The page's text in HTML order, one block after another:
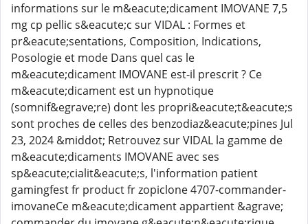
informations sur le m&eacute;dicament IMOVANE 7,5
mg cp pellic s&eacute;c sur VIDAL : Formes et
pr&eacute;sentations, Composition, Indications,
Posologie et mode Dans quel cas le
m&eacute;dicament IMOVANE est-il prescrit ? Ce
m&eacute;dicament est un hypnotique
(somnif&egrave;re) dont les propri&eacute;t&eacute;s
sont proches de celles des benzodiaz&eacute;pines Jul
23, 2024 &middot; Retrouvez sur VIDAL la gamme de
m&eacute;dicaments IMOVANE avec ses
sp&eacute;cialit&eacute;s, l'information patient
gamingfest fr product fr zopiclone 4707-commander-
imovaneCe m&eacute;dicament appartient &agrave;